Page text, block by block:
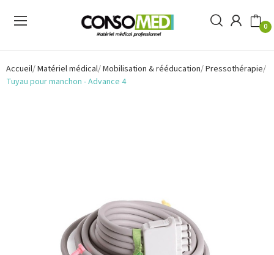
0
Accueil Matériel médical Mobilisation & rééducation Pressothérapie
Tuyau pour manchon - Advance 4